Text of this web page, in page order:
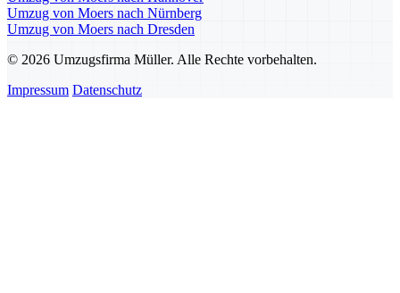
Umzug von Moers nach Nürnberg
Umzug von Moers nach Dresden
© 2026 Umzugsfirma Müller. Alle Rechte vorbehalten.
Impressum Datenschutz